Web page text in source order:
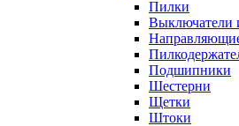
Пилки
Выключатели
Подшипники
Шестерни
Щетки
Штоки